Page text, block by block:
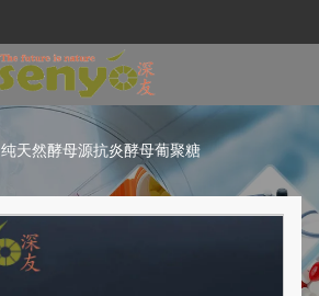
纯天然酵母源抗炎酵母葡聚糖